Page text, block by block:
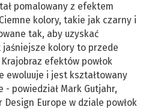
pomalowany z efektem
kolory, takie jak czarny i
tak, aby uzyskać
kolory to przede
efektów powłok
ewoluuje i jest kształtowany
powiedział Mark Gutjahr,
Europe w dziale powłok